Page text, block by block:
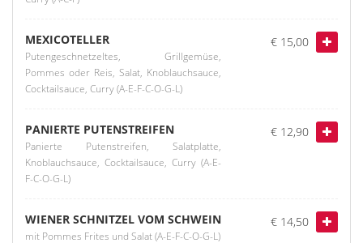
MEXICOTELLER
Putengeschnetzeltes, Grillgemüse,
Pommes oder Reis, Salat, Knoblauchsauce,
Cocktailsauce, Curry (A-E-F-C-O-G-L)
€ 15,00
PANIERTE PUTENSTREIFEN
Panierte Putenstreifen, Salatplatte,
Knoblauchsauce, Cocktailsauce, Curry (A-E-
F-C-O-G-L)
€ 12,90
WIENER SCHNITZEL VOM SCHWEIN
mit Pommes Frites und Salat (A-E-F-C-O-G-L)
€ 14,50